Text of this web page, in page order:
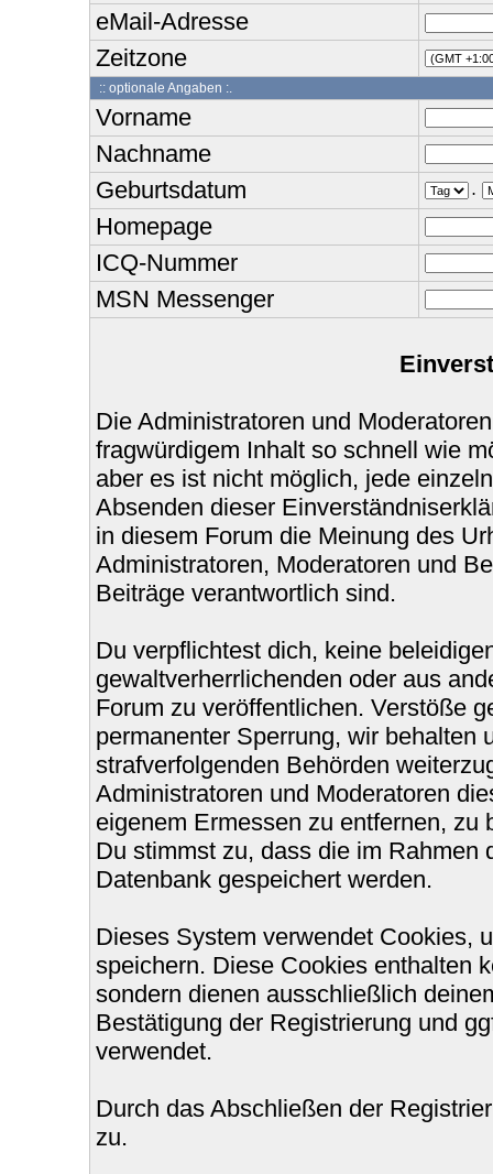
eMail-Adresse
Zeitzone
:: optionale Angaben :.
Vorname
Nachname
Geburtsdatum
.
Homepage
ICQ-Nummer
MSN Messenger
Die Administratoren und
fragwürdigem Inhalt so schnell wie
aber es ist nicht möglich, jede
Absenden dieser
in diesem Forum die Meinung des
Administratoren, Moderatoren und
Beiträge verantwortlich sind.
Du verpflichtest dich, keine
gewaltverherrlichenden oder aus
Forum zu veröffentlichen. Verstöße
permanenter Sperrung, wir behalten
strafverfolgenden Behörden
Administratoren und Moderatoren
eigenem Ermessen zu entfernen, zu
Du stimmst zu, dass die im Rahmen
Datenbank gespeichert werden.
Dieses System verwendet Cookies,
speichern. Diese Cookies enthalten
sondern dienen ausschließlich
Bestätigung der Registrierung und
verwendet.
Durch das Abschließen der
zu.